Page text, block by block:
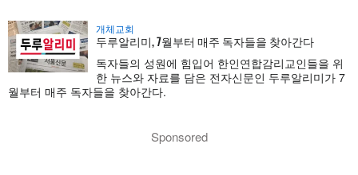
개체교회
두루알리미, 7월부터 매주 독자들을 찾아간다
독자들의 성원에 힘입어 한인연합감리교인들을 위
한 뉴스와 자료를 담은 전자신문인 두루알리미가 7
월부터 매주 독자들을 찾아간다.
Sponsored